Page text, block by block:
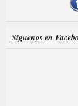
Síguenos en